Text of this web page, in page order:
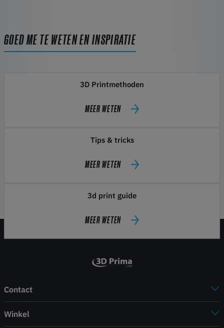
GOED ME TE WETEN EN INSPIRATIE
3D Printmethoden
MEER WETEN
Tips & tricks
MEER WETEN
3d print guide
MEER WETEN
Contact
Winkel